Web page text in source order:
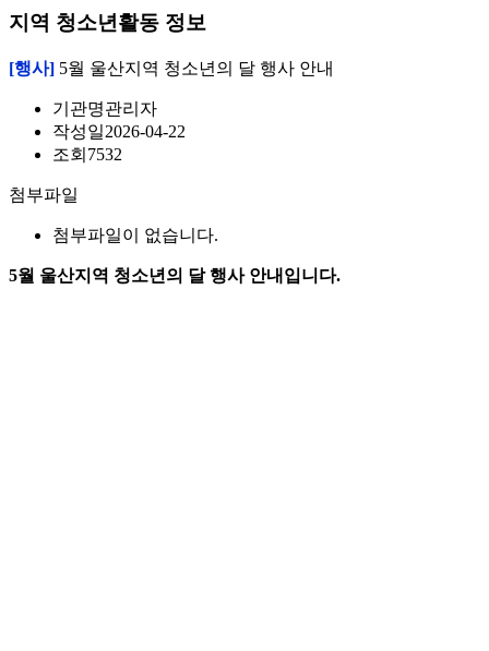
지역 청소년활동 정보
[행사] 5월 울산지역 청소년의 달 행사 안내
기관명관리자
작성일2026-04-22
조회 7532
첨부파일
첨부파일이 없습니다.
5월 울산지역 청소년의 달 행사 안내입니다.